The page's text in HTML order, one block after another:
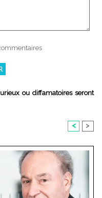
ou diffamatoires seront
< >